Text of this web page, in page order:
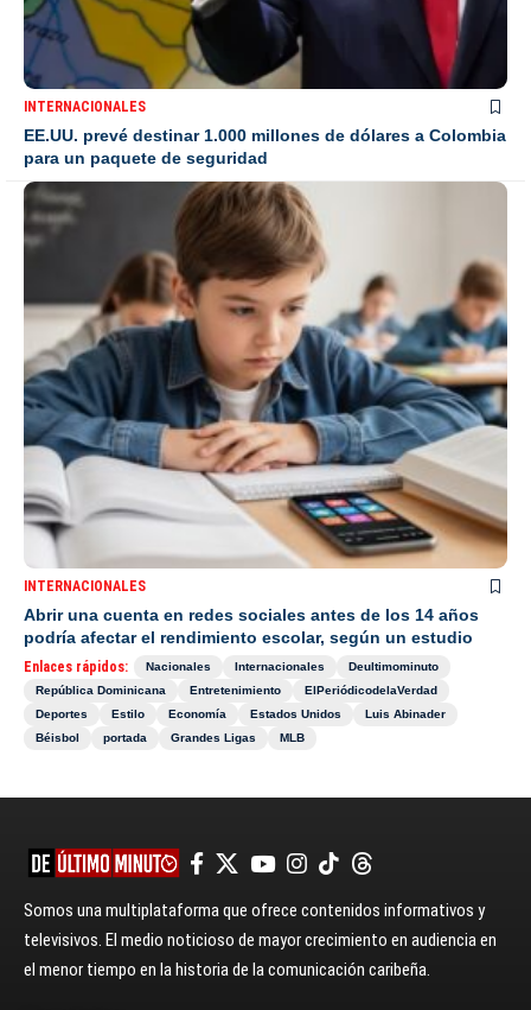
INTERNACIONALES
EE.UU. prevé destinar 1.000 millones de dólares a Colombia
para un paquete de seguridad
INTERNACIONALES
Abrir una cuenta en redes sociales antes de los 14 años
podría afectar el rendimiento escolar, según un estudio
Enlaces rápidos: Nacionales Internacionales
Deultimominuto
República Dominicana
Entretenimiento
ElPeriódicodelaVerdad
Deportes
Estilo Economía Estados Unidos
Luis Abinader
Béisbol
portada Grandes Ligas MLB
Somos una multiplataforma que ofrece contenidos informativos y
televisivos. El medio noticioso de mayor crecimiento en audiencia en
el menor tiempo en la historia de la comunicación caribeña.